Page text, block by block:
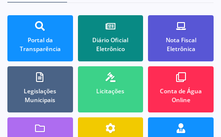
Portal da
Transparência
Diário Oficial
Eletrônico
Nota Fiscal
Eletrônica
Legislações
Municipais
Licitações
Conta de Água
Online